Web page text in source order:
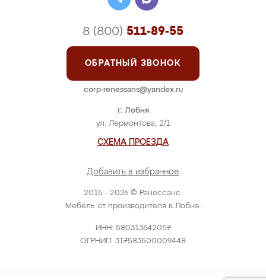
2015 - 2026 © Ренессанс.
Мебель от производителя в Лобне.
ИНН: 580313642057
ОГРНИП: 317583500009448
г. Лобня
ул. Лермонтова, 2/1
СХЕМА ПРОЕЗДА
Добавить в избранное
8 (800) 511-89-55
ОБРАТНЫЙ ЗВОНОК
corp-renessans@yandex.ru